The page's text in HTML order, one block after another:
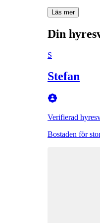
Läs mer
Din
S
Stefan
Verifierad
Bostaden för